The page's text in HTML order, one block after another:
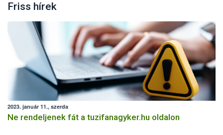
Friss hírek
2023. január 11., szerda
Ne rendeljenek fát a tuzifanagyker.hu oldalon